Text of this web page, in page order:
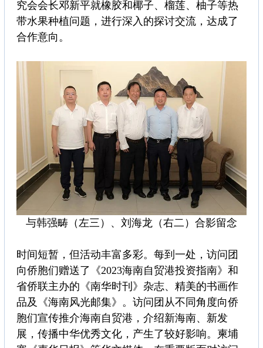
究会会长邓新平就橡胶和椰子、榴莲、柚子等热
带水果种植问题，进行深入的探讨交流，达成了
合作意向。
与韩强畴（左三）、刘海龙（右二）合影留念
时间短暂，但活动丰富多彩。每到一处，访问团
向侨胞们赠送了《2023海南自贸港投资指南》和
省侨联主办的《南华时刊》杂志、精美的书画作
品及《海南风光邮集》。访问团从不同角度向侨
胞们宣传推介海南自贸港，介绍新海南、新发
展，传播中华优秀文化，产生了较好影响。柬埔